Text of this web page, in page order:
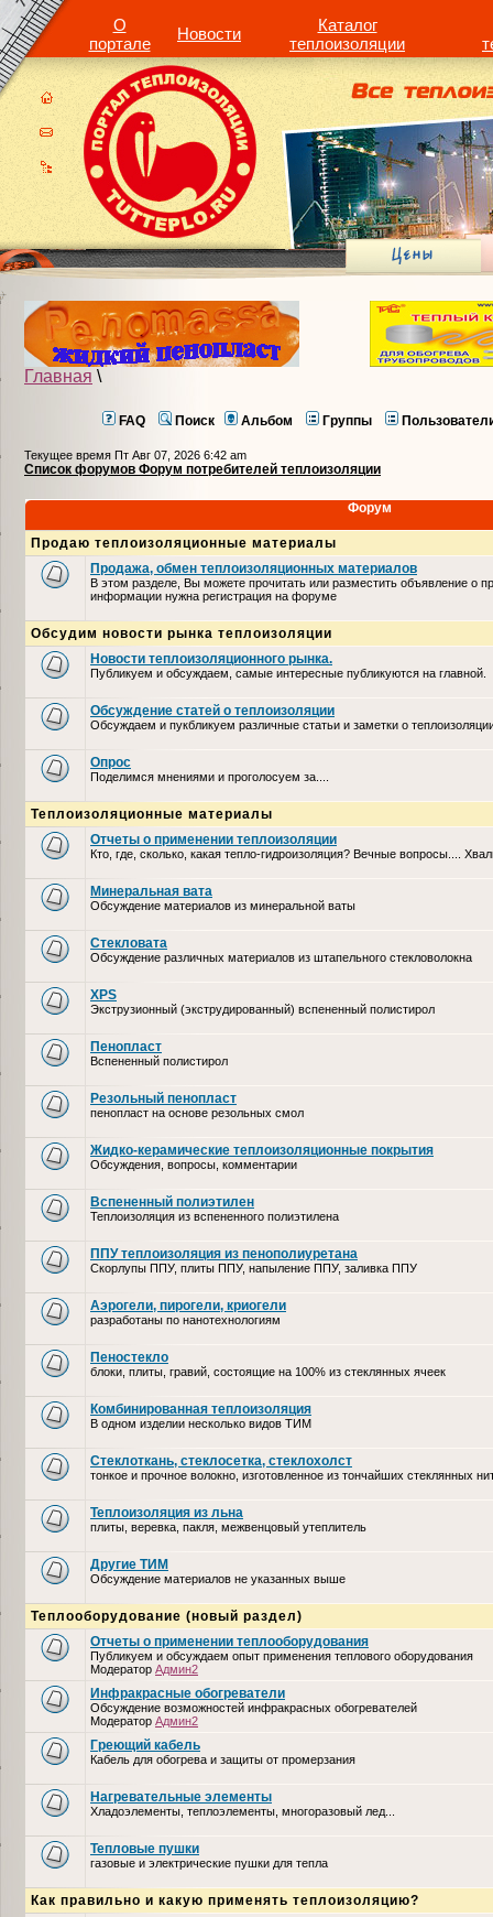
О
портале
Новости
Каталог
теплоизоляции
Главная \
FAQ Поиск Альбом Группы
Текущее время Пт Авг 07, 2026 6:42 am
Список форумов Форум потребителей теплоизоляции
Форум
Продаю теплоизоляционные материалы
Продажа, обмен теплоизоляционных материалов
В этом разделе, Вы можете прочитать или разместить объявление о
информации нужна регистрация на форуме
Обсудим новости рынка теплоизоляции
Новости теплоизоляционного рынка.
Публикуем и обсуждаем, самые интересные публикуются на главной.
Обсуждение статей о теплоизоляции
Обсуждаем и пукбликуем различные статьи и заметки о
Опрос
Поделимся мнениями и проголосуем за....
Теплоизоляционные материалы
Отчеты о применении теплоизоляции
Кто, где, сколько, какая тепло-гидроизоляция? Вечные вопросы....
Минеральная вата
Обсуждение материалов из минеральной ваты
Стекловата
Обсуждение различных материалов из штапельного стекловолокна
XPS
Экструзионный (экструдированный) вспененный полистирол
Пенопласт
Вспененный полистирол
Резольный пенопласт
пенопласт на основе резольных смол
Жидко-керамические теплоизоляционные покрытия
Обсуждения, вопросы, комментарии
Вспененный полиэтилен
Теплоизоляция из вспененного полиэтилена
ППУ теплоизоляция из пенополиуретана
Скорлупы ППУ, плиты ППУ, напыление ППУ, заливка ППУ
Аэрогели, пирогели, криогели
разработаны по нанотехнологиям
Пеностекло
блоки, плиты, гравий, состоящие на 100% из стеклянных ячеек
Комбинированная теплоизоляция
В одном изделии несколько видов ТИМ
Стеклоткань, стеклосетка, cтеклохолст
тонкое и прочное волокно, изготовленное из тончайших стеклянных
Теплоизоляция из льна
плиты, веревка, пакля, межвенцовый утеплитель
Другие ТИМ
Обсуждение материалов не указанных выше
Теплооборудование (новый раздел)
Отчеты о применении теплооборудования
Публикуем и обсуждаем опыт применения теплового оборудования
Модератор Админ2
Инфракрасные обогреватели
Обсуждение возможностей инфракрасных обогревателей
Модератор Админ2
Греющий кабель
Кабель для обогрева и защиты от промерзания
Нагревательные элементы
Хладоэлементы, теплоэлементы, многоразовый лед...
Тепловые пушки
газовые и электрические пушки для тепла
Как правильно и какую применять теплоизоляцию?